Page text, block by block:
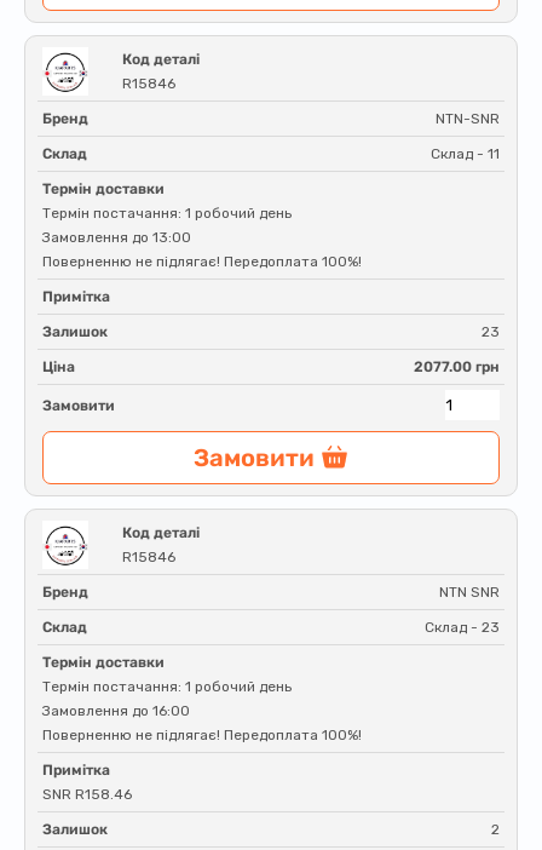
Код деталі
R15846
Бренд NTN-SNR
Склад Склад - 11
Термін доставки
Термін постачання: 1 робочий день
Замовлення до 13:00
Поверненню не підлягає! Передоплата 100%!
Примітка
Залишок 23
Ціна 2077.00 грн
Замовити
Замовити
Код деталі
R15846
Бренд NTN SNR
Склад Склад - 23
Термін доставки
Термін постачання: 1 робочий день
Замовлення до 16:00
Поверненню не підлягає! Передоплата 100%!
Примітка
SNR R158.46
Залишок 2